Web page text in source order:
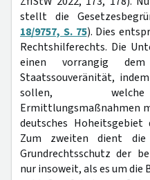
stellt die
18/9757, S. 75). Dies
Rechtshilferechts. Die
einen vorrangig
Staatssouveränität,
sollen, welche
Ermittlungsmaßnahmen
deutsches Hoheitsgebiet
Zum zweiten dient die
Grundrechtsschutz der
nur insoweit, als es um die